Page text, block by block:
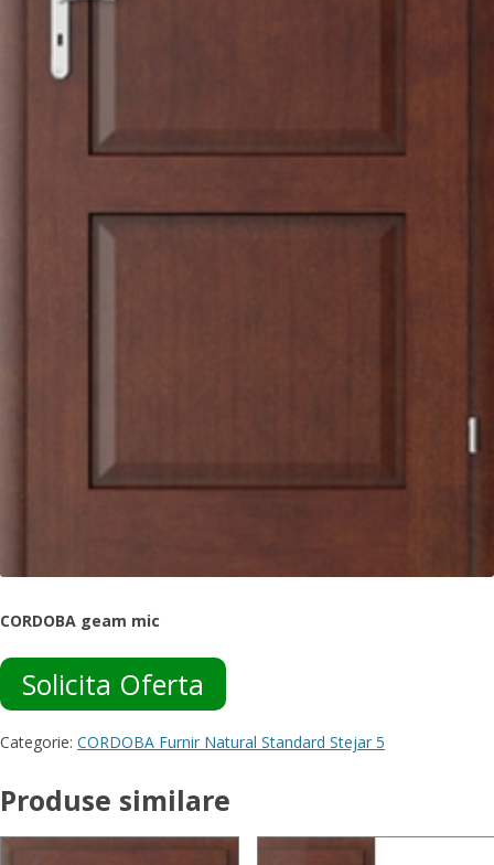
CORDOBA geam mic
Solicita Oferta
Categorie: CORDOBA Furnir Natural Standard Stejar 5
Produse similare